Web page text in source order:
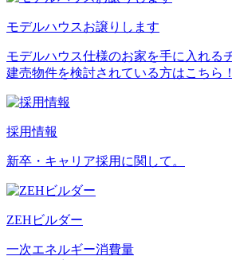
モデルハウスお譲りします
モデルハウス仕様のお家を手に入れる
建売物件を検討されている方はこちら！
採用情報
新卒・キャリア採用に関して。
ZEHビルダー
一次エネルギー消費量